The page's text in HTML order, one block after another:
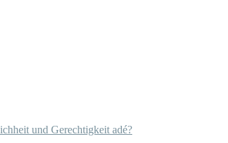
und Gerechtigkeit adé?